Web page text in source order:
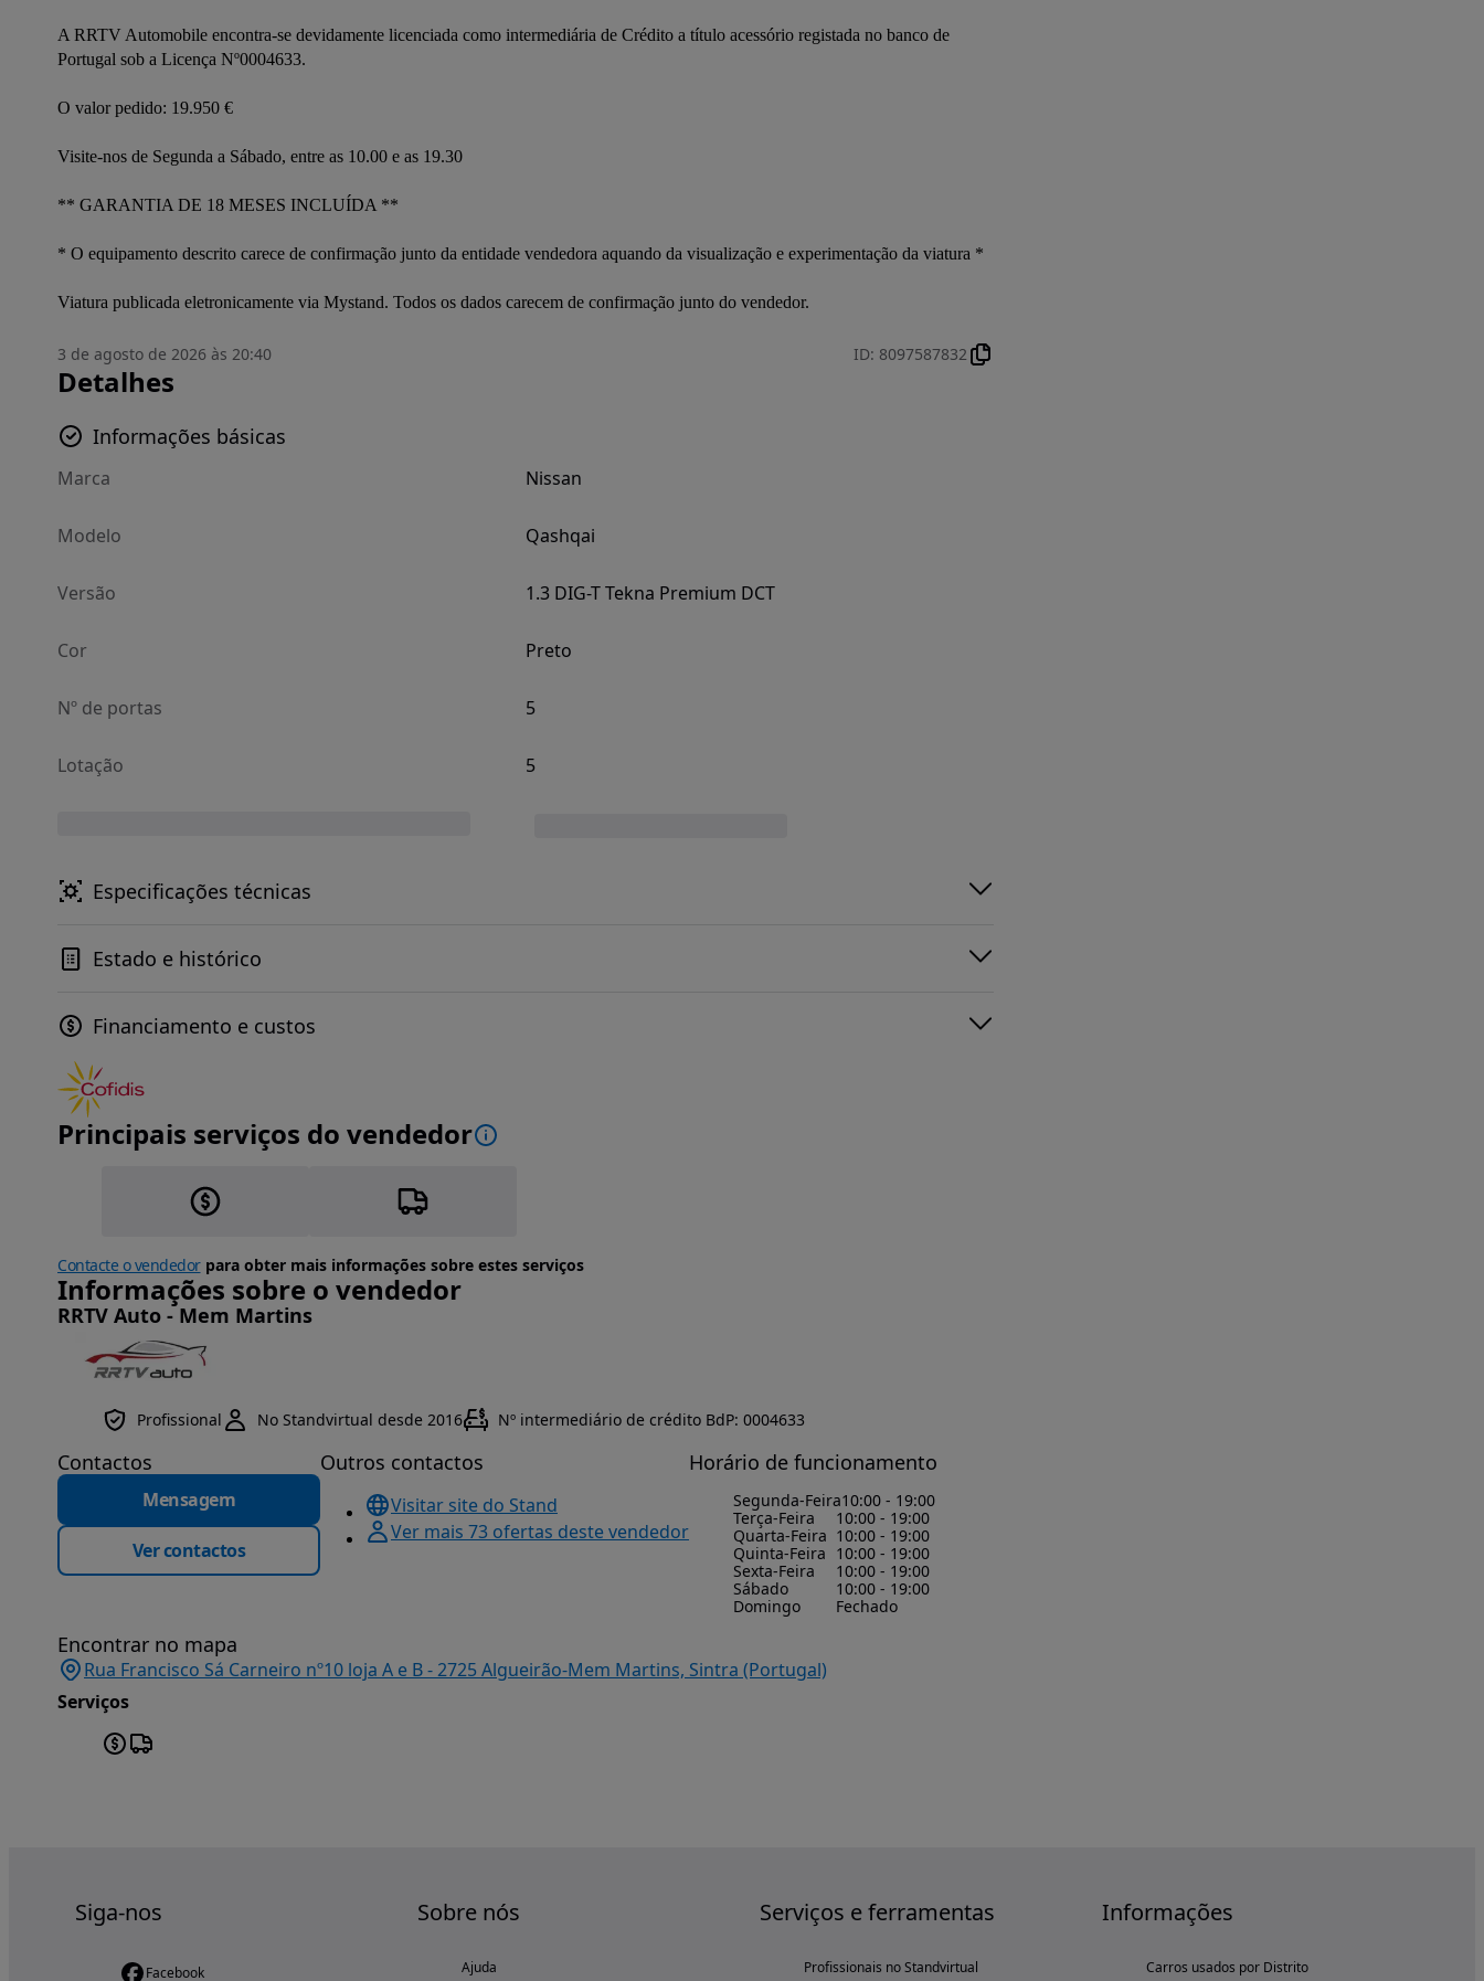
A RRTV Automobile encontra-se devidamente licenciada como intermediária de Crédito a título acessório registada no banco de
Portugal sob a Licença Nº0004633.
O valor pedido: 19.950 €
Visite-nos de Segunda a Sábado, entre as 10.00 e as 19.30
** GARANTIA DE 18 MESES INCLUÍDA **
* O equipamento descrito carece de confirmação junto da entidade vendedora aquando da visualização e experimentação da viatura *
Viatura publicada eletronicamente via Mystand. Todos os dados carecem de confirmação junto do vendedor.
3 de agosto de 2026 às 20:40 ID: 8097587832
Detalhes
Informações básicas
Marca Nissan
Modelo Qashqai
Versão 1.3 DIG-T Tekna Premium DCT
Cor Preto
Nº de portas 5
Lotação 5
Especificações técnicas
Estado e histórico
Financiamento e custos
Principais serviços do vendedor
Contacte o vendedorpara obter mais informações sobre estes serviços
Informações sobre o vendedor
RRTV Auto - Mem Martins
Profissional No Standvirtual desde 2016 Nº intermediário de crédito BdP: 0004633
Contactos
Mensagem
Ver contactos
Outros contactos
Visitar site do Stand
Ver mais 73 ofertas deste vendedor
Horário de funcionamento
Segunda-Feira10:00 - 19:00
Terça-Feira
10:00 - 19:00
Quarta-Feira 10:00 - 19:00
Quinta-Feira 10:00 - 19:00
Sexta-Feira
10:00 - 19:00
Sábado
10:00 - 19:00
Domingo
Fechado
Encontrar no mapa
Rua Francisco Sá Carneiro nº10 loja A e B - 2725 Algueirão-Mem Martins, Sintra (Portugal)
Serviços
Siga-nos
Facebook
Sobre nós
Ajuda
Serviços e ferramentas
Profissionais no Standvirtual
Informações
Carros usados por Distrito